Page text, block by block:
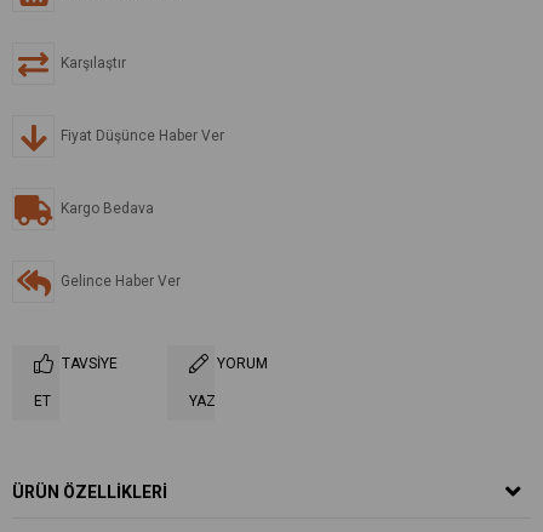
Karşılaştır
Fiyat Düşünce Haber Ver
Kargo Bedava
Gelince Haber Ver
TAVSIYE
ET
YORUM
YAZ
ÜRÜN ÖZELLIKLERI